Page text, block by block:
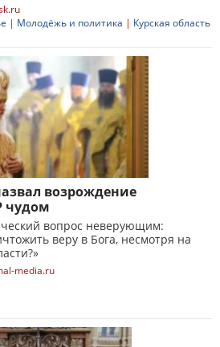
| Молодёжь и политика | Курская область
возрождение
чудом
вопрос неверующим:
веру в Бога, несмотря на
media.ru